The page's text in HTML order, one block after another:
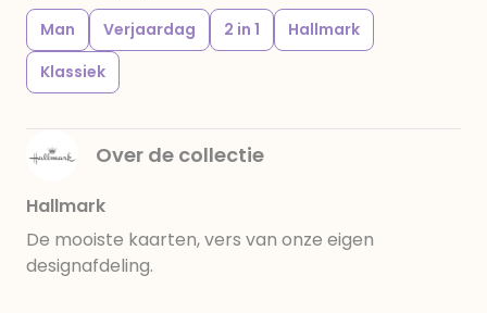
Man Verjaardag 2 in 1
Hallmark
Klassiek
Over de collectie
Hallmark
De mooiste kaarten, vers van onze eigen
designafdeling.